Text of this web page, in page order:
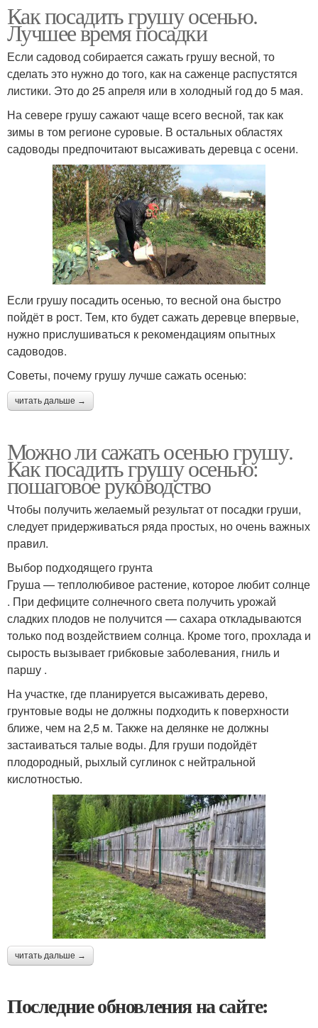
Как посадить грушу осенью.
Лучшее время посадки
Если садовод собирается сажать грушу весной, то
сделать это нужно до того, как на саженце распустятся
листики. Это до 25 апреля или в холодный год до 5 мая.
На севере грушу сажают чаще всего весной, так как
зимы в том регионе суровые. В остальных областях
садоводы предпочитают высаживать деревца с осени.
Если грушу посадить осенью, то весной она быстро
пойдёт в рост. Тем, кто будет сажать деревце впервые,
нужно прислушиваться к рекомендациям опытных
садоводов.
Советы, почему грушу лучше сажать осенью:
читать дальше →
Можно ли сажать осенью грушу.
Как посадить грушу осенью:
пошаговое руководство
Чтобы получить желаемый результат от посадки груши,
следует придерживаться ряда простых, но очень важных
правил.
Выбор подходящего грунта
Груша — теплолюбивое растение, которое любит солнце
. При дефиците солнечного света получить урожай
сладких плодов не получится — сахара откладываются
только под воздействием солнца. Кроме того, прохлада и
сырость вызывает грибковые заболевания, гниль и
паршу .
На участке, где планируется высаживать дерево,
грунтовые воды не должны подходить к поверхности
ближе, чем на 2,5 м. Также на делянке не должны
застаиваться талые воды. Для груши подойдёт
плодородный, рыхлый суглинок с нейтральной
кислотностью.
читать дальше →
Последние обновления на сайте: